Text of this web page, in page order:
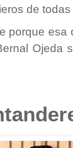
de
porque esa
Ojeda